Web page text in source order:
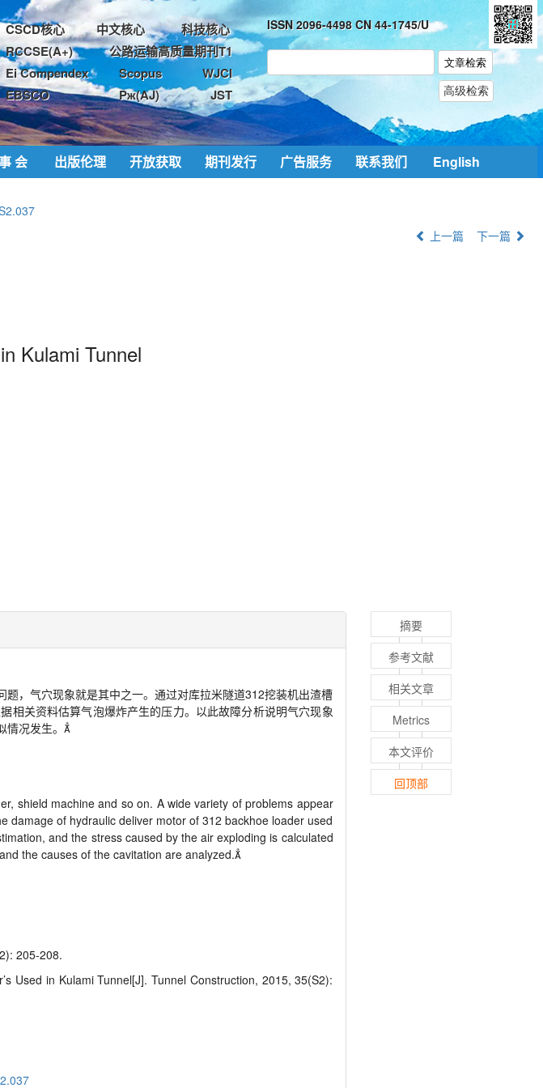
CSCD核心 中文核心
科技核心
RCCSE(A+)
公路运输高质量期刊T1
Ei Compendex
Scopus
WJCI
EBSCO
Pж(AJ) JST
ISSN 2096-4498 CN 44-1745/U
会 出版伦理 开放获取 期刊发行 广告服务 联系我们 English
上一篇 下一篇
Kulami Tunnel
，气穴现象就是其中之一。通过对库拉米隧道312挖装机出渣槽
相关资料估算气泡爆炸产生的压力。以此故障分析说明气穴现象
情况发生。
shield machine and so on. A wide variety of problems appear
damage of hydraulic deliver motor of 312 backhoe loader used
and the stress caused by the air exploding is calculated
the causes of the cavitation are analyzed.
205-208.
Used in Kulami Tunnel[J]. Tunnel Construction, 2015, 35(S2):
摘要
参考文献
相关文章
Metrics
本文评价
回顶部